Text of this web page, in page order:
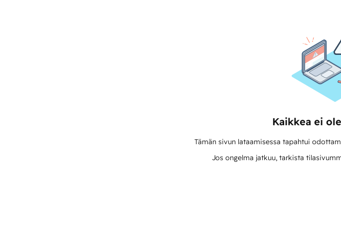
Kaikkea ei
Tämän sivun lataamisessa tapahtui
Jos ongelma jatkuu, tarkista